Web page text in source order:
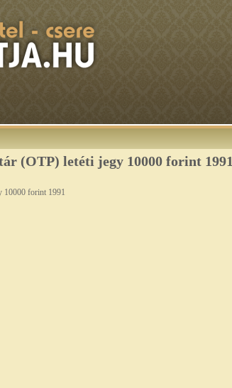
(OTP) letéti jegy 10000 forint 1991
10000 forint 1991